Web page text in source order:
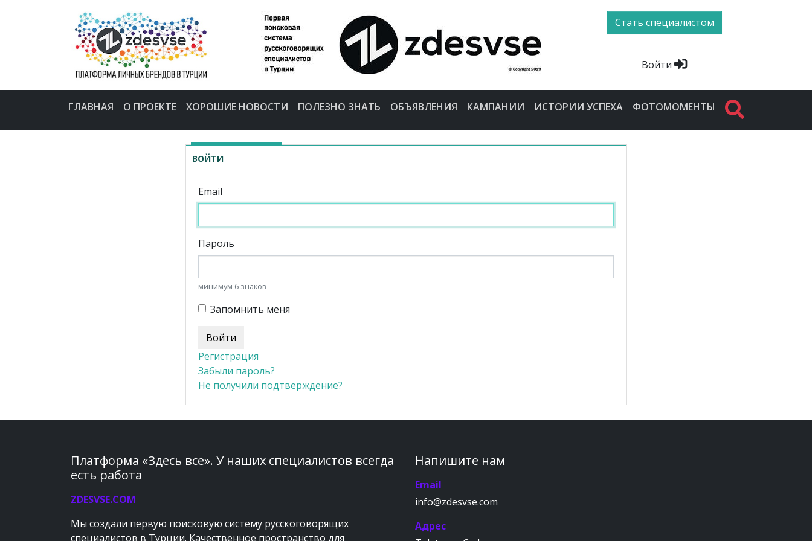
Стать специалистом
Войти
ГЛАВНАЯ О ПРОЕКТЕ ХОРОШИЕ НОВОСТИ ПОЛЕЗНО ЗНАТЬ ОБЪЯВЛЕНИЯ КАМПАНИИ ИСТОРИИ УСПЕХА ФОТОМОМЕНТЫ
ВОЙТИ
Email
Пароль
минимум 6 знаков
Запомнить меня
Регистрация
Забыли пароль?
Не получили подтверждение?
Платформа «Здесь все». У наших специалистов всегда
есть работа
ZDESVSE.COM
Мы создали первую поисковую систему русскоговорящих
специалистов в Турции. Качественное пространство для
Напишите нам
Email
info@zdesvse.com
Адрес